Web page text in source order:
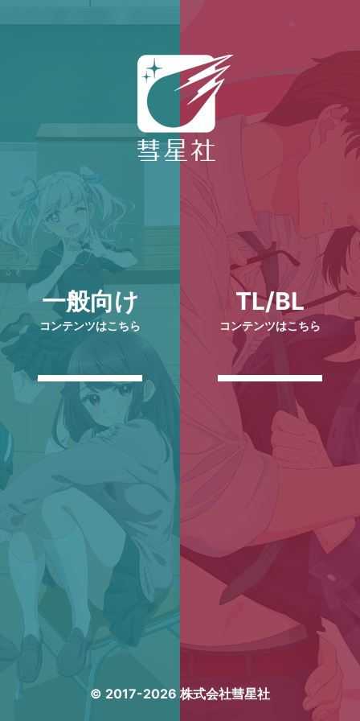
一般向け
コンテンツはこちら
TL/BL
コンテンツはこちら
© 2017-2026 株式会社彗星社